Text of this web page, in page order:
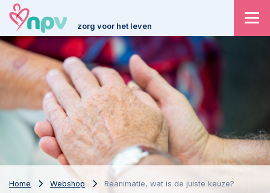
zorg voor het leven
Home Webshop Reanimatie, wat is de juiste keuze?